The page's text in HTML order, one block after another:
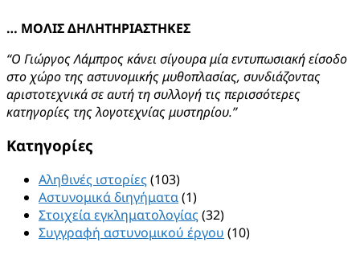
… ΜΟΛΙΣ ΔΗΛΗΤΗΡΙΑΣΤΗΚΕΣ
“Ο Γιώργος Λάμπρος κάνει σίγουρα μία εντυπωσιακή είσοδο
στο χώρο της αστυνομικής μυθοπλασίας, συνδιάζοντας
αριστοτεχνικά σε αυτή τη συλλογή τις περισσότερες
κατηγορίες της λογοτεχνίας μυστηρίου.”
Kατηγορίες
Αληθινές ιστορίες (103)
Αστυνομικά διηγήματα(1)
Στοιχεία εγκληματολογίας (32)
Συγγραφή αστυνομικού έργου (10)